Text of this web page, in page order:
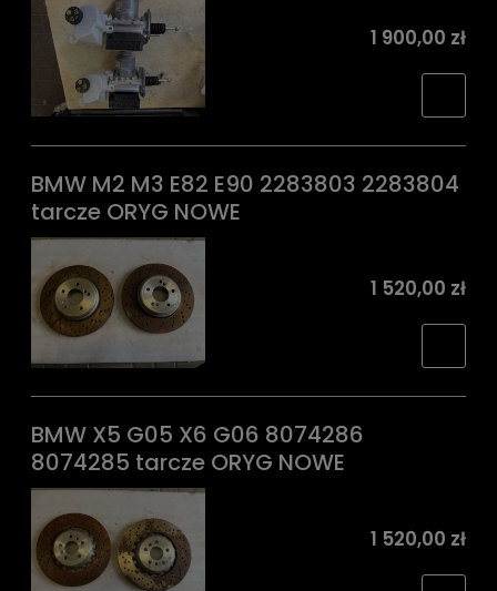
1 900,00 zł
BMW M2 M3 E82 E90 2283803 2283804
tarcze ORYG NOWE
1 520,00 zł
BMW X5 G05 X6 G06 8074286
8074285 tarcze ORYG NOWE
1 520,00 zł